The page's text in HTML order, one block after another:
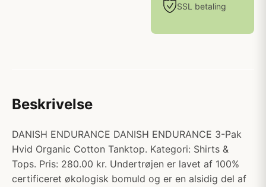
SSL betaling
Beskrivelse
DANISH ENDURANCE DANISH ENDURANCE 3-Pak
Hvid Organic Cotton Tanktop. Kategori: Shirts &
Tops. Pris: 280.00 kr. Undertrøjen er lavet af 100%
certificeret økologisk bomuld og er en alsidig del af